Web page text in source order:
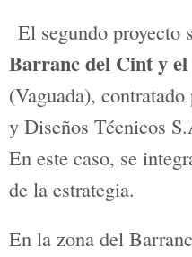
la fábrica del Molí
huerta y la antigua
En cuanto al río
aumentar la
consolidar un